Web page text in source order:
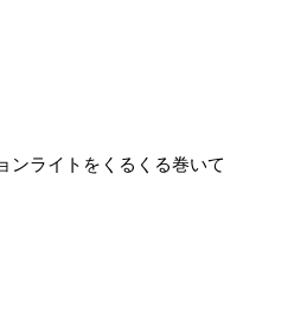
ンライトをくるくる巻いて